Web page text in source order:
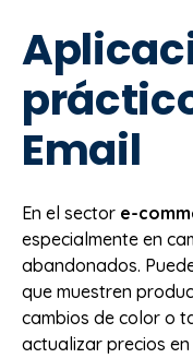
Email
En el sector e-
especialmente en
abandonados.
que muestren
cambios de color o
actualizar precios